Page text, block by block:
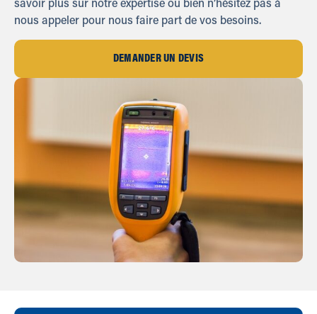
savoir plus sur notre expertise ou bien n’hésitez pas à
nous appeler pour nous faire part de vos besoins.
DEMANDER UN DEVIS